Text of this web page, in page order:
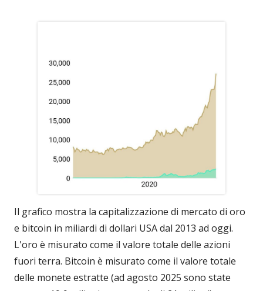
Il grafico mostra la capitalizzazione di mercato di oro
e bitcoin in miliardi di dollari USA dal 2013 ad oggi.
L'oro è misurato come il valore totale delle azioni
fuori terra. Bitcoin è misurato come il valore totale
delle monete estratte (ad agosto 2025 sono state